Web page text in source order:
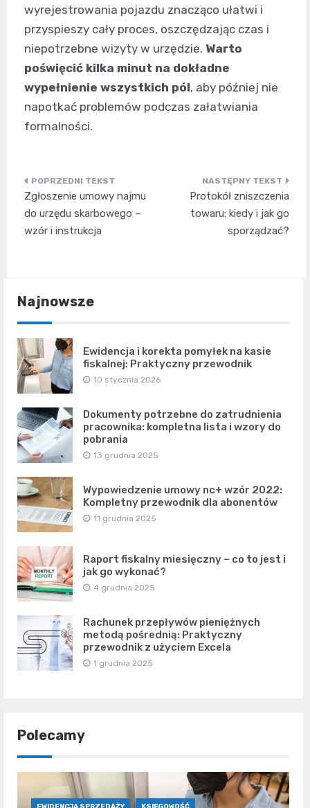
wyrejestrowania pojazdu znacząco ułatwi i
przyspieszy cały proces, oszczędzając czas i
niepotrzebne wizyty w urzędzie. Warto
poświęcić kilka minut na dokładne
wypełnienie wszystkich pól, aby później nie
napotkać problemów podczas załatwiania
formalności.
Nawigacja
wpisu
Zgłoszenie umowy najmu
do urzędu skarbowego –
wzór i instrukcja
Protokół zniszczenia
towaru: kiedy i jak go
sporządzać?
Najnowsze
Ewidencja i korekta pomyłek na kasie
fiskalnej: Praktyczny przewodnik
10 stycznia 2026
Dokumenty potrzebne do zatrudnienia
pracownika: kompletna lista i wzory do
pobrania
13 grudnia 2025
Wypowiedzenie umowy nc+ wzór 2022:
Kompletny przewodnik dla abonentów
11 grudnia 2025
Raport fiskalny miesięczny – co to jest i
jak go wykonać?
4 grudnia 2025
Rachunek przepływów pieniężnych
metodą pośrednią: Praktyczny
przewodnik z użyciem Excela
1 grudnia 2025
Polecamy